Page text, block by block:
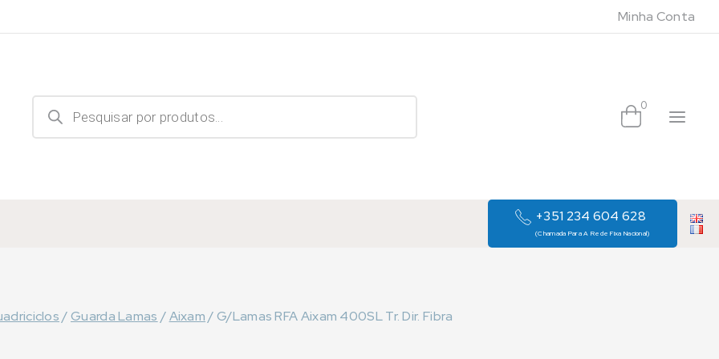
Minha Conta
Products
search 0
+351 234 604 628
(Chamada Para A Rede Fixa Nacional)
/Guarda Lamas /Aixam /G/Lamas RFA Aixam 400SL Tr. Dir. Fibra